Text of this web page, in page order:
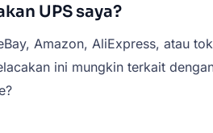
UPS saya?
Amazon, AliExpress, atau
ini mungkin terkait